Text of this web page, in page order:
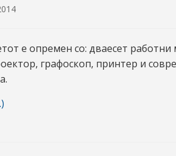
е опремен со: дваесет
графоскоп, принтер и